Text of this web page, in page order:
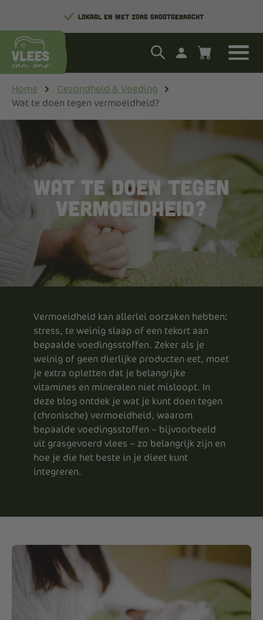
LOKAAL EN MET ZORG GROOTGEBRACHT
Home
Gezondheid & Voeding
Wat te doen tegen vermoeidheid?
Wat te doen tegen
vermoeidheid?
Vermoeidheid kan allerlei oorzaken hebben:
stress, te weinig slaap of een tekort aan
bepaalde voedingsstoffen. Zeker als je
weinig of geen dierlijke producten eet, moet
je extra opletten dat je belangrijke
vitamines en mineralen niet misloopt. In
deze blog ontdek je wat je kunt doen tegen
(chronische) vermoeidheid, waarom
bepaalde voedingsstoffen – bijvoorbeeld
uit grasgevoerd vlees – zo belangrijk zijn en
hoe je die het beste in je dieet kunt
integreren.